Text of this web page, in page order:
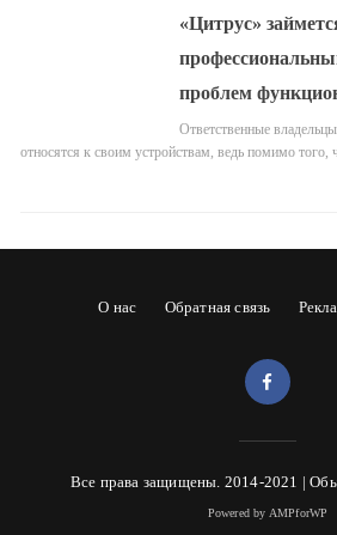
«Цитрус»
проблем
Ответственные
относятся к своим устройствам, ведь помимо
О нас Обратная связь
Все права защищены. 2014-2021 |
Powered by AMPforWP